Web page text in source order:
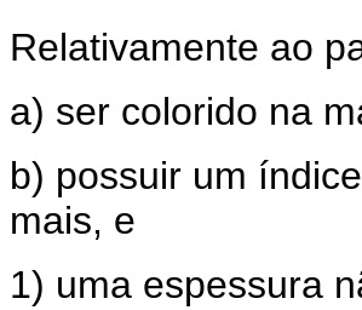
Relativamente ao
a) ser colorido na
b) possuir um
mais, e
1) uma espessura